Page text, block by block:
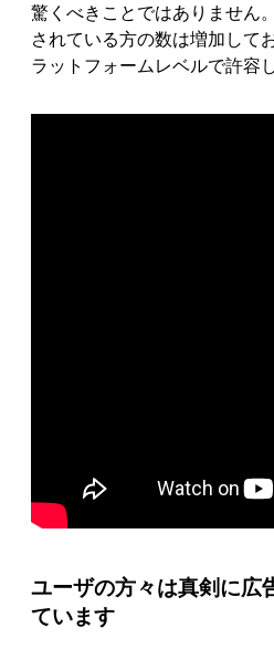
驚くべきことではありません
されている方の数は増加して
ラットフォームレベルで許容
ユーザの方々は真剣に広
ています